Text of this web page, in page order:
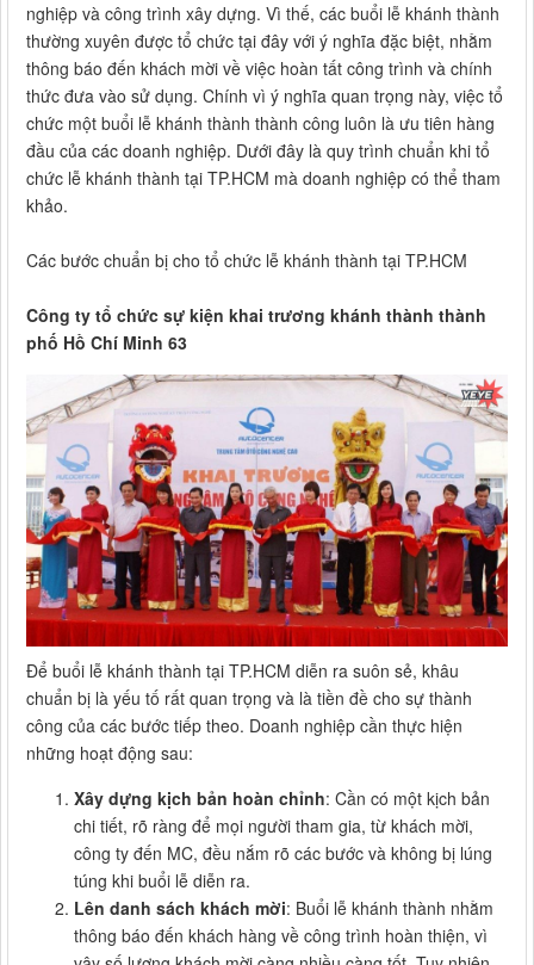
nghiệp và công trình xây dựng. Vì thế, các buổi lễ khánh thành
thường xuyên được tổ chức tại đây với ý nghĩa đặc biệt, nhằm
thông báo đến khách mời về việc hoàn tất công trình và chính
thức đưa vào sử dụng. Chính vì ý nghĩa quan trọng này, việc tổ
chức một buổi lễ khánh thành thành công luôn là ưu tiên hàng
đầu của các doanh nghiệp. Dưới đây là quy trình chuẩn khi tổ
chức lễ khánh thành tại TP.HCM mà doanh nghiệp có thể tham
khảo.
Các bước chuẩn bị cho tổ chức lễ khánh thành tại TP.HCM
Công ty tổ chức sự kiện khai trương khánh thành thành
phố Hồ Chí Minh 63
Để buổi lễ khánh thành tại TP.HCM diễn ra suôn sẻ, khâu
chuẩn bị là yếu tố rất quan trọng và là tiền đề cho sự thành
công của các bước tiếp theo. Doanh nghiệp cần thực hiện
những hoạt động sau:
Xây dựng kịch bản hoàn chỉnh: Cần có một kịch bản
chi tiết, rõ ràng để mọi người tham gia, từ khách mời,
công ty đến MC, đều nắm rõ các bước và không bị lúng
túng khi buổi lễ diễn ra.
Lên danh sách khách mời: Buổi lễ khánh thành nhằm
thông báo đến khách hàng về công trình hoàn thiện, vì